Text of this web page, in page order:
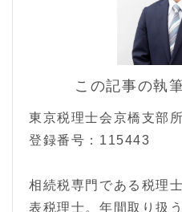
この記事の執
東京税理士会京橋支部
登録番号：115443
相続税専門である税理
表税理士。年間取り扱